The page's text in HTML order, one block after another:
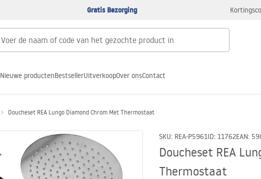
Gratis Bezorging
Nieuwe productenBestsellerUitverkoopOver onsContact
Doucheset REA Lungo Diamond Chrom Met Thermostaat
SKU: REA-P5961ID: 11762EAN:
Doucheset REA
Thermostaat